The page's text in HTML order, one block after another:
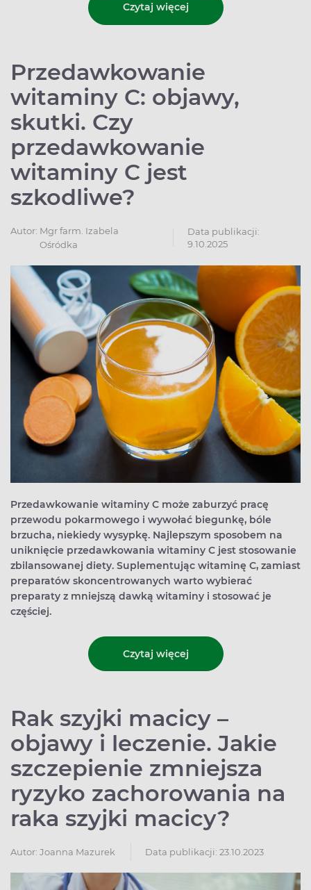
Czytaj więcej
Przedawkowanie
witaminy C: objawy,
skutki. Czy
przedawkowanie
witaminy C jest
szkodliwe?
Autor: Mgr farm. Izabela
Ośródka
Data publikacji:
9.10.2025
Przedawkowanie witaminy C może zaburzyć pracę
przewodu pokarmowego i wywołać biegunkę, bóle
brzucha, niekiedy wysypkę. Najlepszym sposobem na
uniknięcie przedawkowania witaminy C jest stosowanie
zbilansowanej diety. Suplementując witaminę C, zamiast
preparatów skoncentrowanych warto wybierać
preparaty z mniejszą dawką witaminy i stosować je
częściej.
Czytaj więcej
Rak szyjki macicy –
objawy i leczenie. Jakie
szczepienie zmniejsza
ryzyko zachorowania na
raka szyjki macicy?
Autor: Joanna Mazurek Data publikacji: 23.10.2023